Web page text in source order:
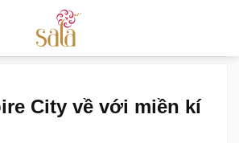
City về với miền kí